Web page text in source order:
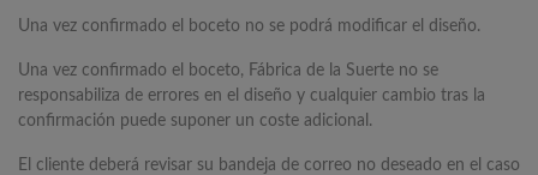
Una vez confirmado el boceto no se podrá modificar el diseño.
Una vez confirmado el boceto, Fábrica de la Suerte no se
responsabiliza de errores en el diseño y cualquier cambio tras la
confirmación puede suponer un coste adicional.
El cliente deberá revisar su bandeja de correo no deseado en el caso